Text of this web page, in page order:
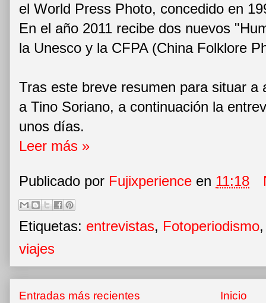
el World Press Photo, concedido en
En el año 2011 recibe dos nuevos
la Unesco y la CFPA (China Folklore
Tras este breve resumen para situar a
a Tino Soriano, a continuación la
unos días.
Leer más »
Publicado por Fujixperience en 11:18
Etiquetas: entrevistas, Fotoperiodismo
viajes
Entradas más recientes
Inicio